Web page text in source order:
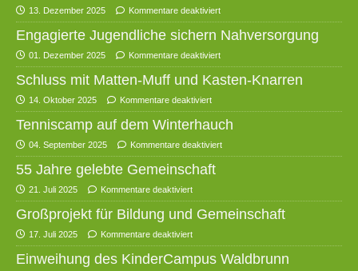
13. Dezember 2025 Kommentare deaktiviert
Engagierte Jugendliche sichern Nahversorgung
01. Dezember 2025 Kommentare deaktiviert
Schluss mit Matten-Muff und Kasten-Knarren
14. Oktober 2025 Kommentare deaktiviert
Tenniscamp auf dem Winterhauch
04. September 2025 Kommentare deaktiviert
55 Jahre gelebte Gemeinschaft
21. Juli 2025 Kommentare deaktiviert
Großprojekt für Bildung und Gemeinschaft
17. Juli 2025 Kommentare deaktiviert
Einweihung des KinderCampus Waldbrunn